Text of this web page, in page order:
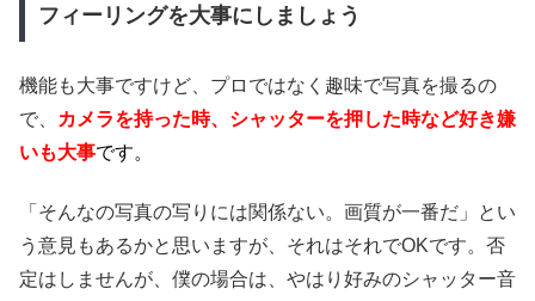
フィーリングを大事にしましょう
機能も大事ですけど、プロではなく趣味で写真を撮るの
で、
カメラを持った時、シャッターを押した時など好き嫌
いも大事です。
「そんなの写真の写りには関係ない。画質が一番だ」とい
う意見もあるかと思いますが、それはそれでOKです。否
定はしませんが、僕の場合は、やはり好みのシャッター音